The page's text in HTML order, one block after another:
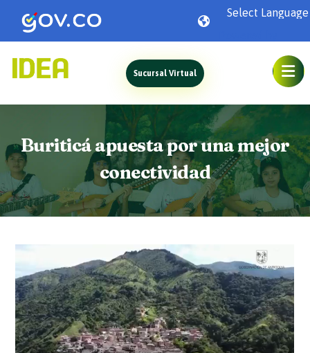
Sucursal Virtual
Buriticá apuesta por una mejor
conectividad